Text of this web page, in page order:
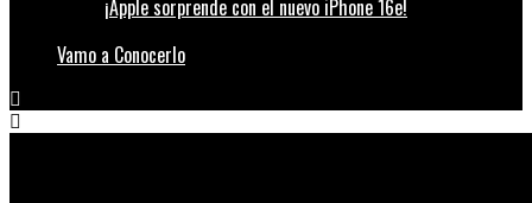
¡Apple sorprende con el nuevo iPhone 16e!
Vamo a Conocerlo